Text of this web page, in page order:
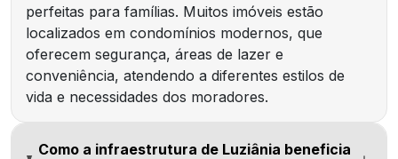
perfeitas para famílias. Muitos imóveis estão
localizados em condomínios modernos, que
oferecem segurança, áreas de lazer e
conveniência, atendendo a diferentes estilos de
vida e necessidades dos moradores.
Como a infraestrutura de Luziânia beneficia